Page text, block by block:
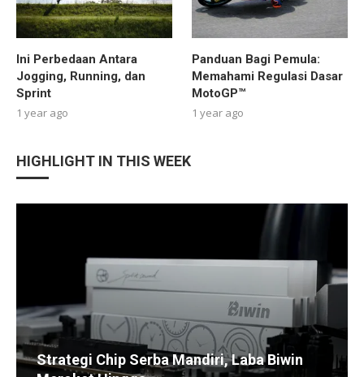
Ini Perbedaan Antara
Jogging, Running, dan
Sprint
1 year ago
Panduan Bagi Pemula:
Memahami Regulasi Dasar
MotoGP™
1 year ago
HIGHLIGHT IN THIS WEEK
Strategi Chip Serba Mandiri, Laba Biwin